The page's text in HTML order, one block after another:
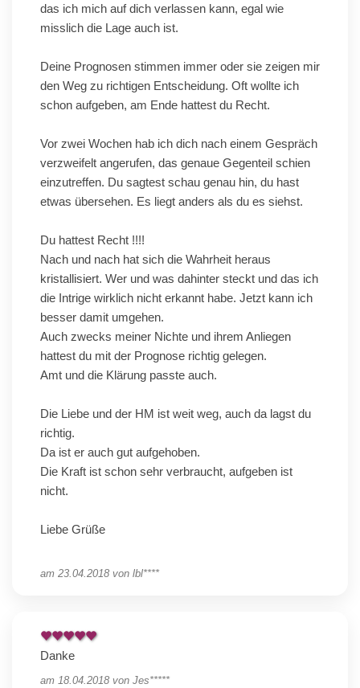
das ich mich auf dich verlassen kann, egal wie
misslich die Lage auch ist.
Deine Prognosen stimmen immer oder sie zeigen mir
den Weg zu richtigen Entscheidung. Oft wollte ich
schon aufgeben, am Ende hattest du Recht.
Vor zwei Wochen hab ich dich nach einem Gespräch
verzweifelt angerufen, das genaue Gegenteil schien
einzutreffen. Du sagtest schau genau hin, du hast
etwas übersehen. Es liegt anders als du es siehst.
Du hattest Recht !!!!
Nach und nach hat sich die Wahrheit heraus
kristallisiert. Wer und was dahinter steckt und das ich
die Intrige wirklich nicht erkannt habe. Jetzt kann ich
besser damit umgehen.
Auch zwecks meiner Nichte und ihrem Anliegen
hattest du mit der Prognose richtig gelegen.
Amt und die Klärung passte auch.
Die Liebe und der HM ist weit weg, auch da lagst du
richtig.
Da ist er auch gut aufgehoben.
Die Kraft ist schon sehr verbraucht, aufgeben ist
nicht.
Liebe Grüße
am 23.04.2018 von lbl****
Danke
am 18.04.2018 von Jes*****